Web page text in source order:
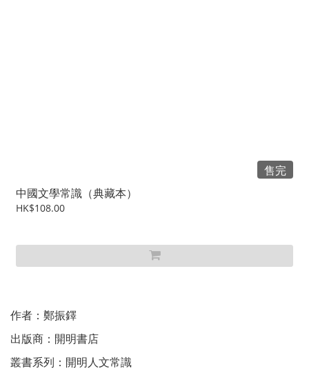
售完
中國文學常識（典藏本）
HK$108.00
作者：鄭振鐸
出版商：開明書店
叢書系列：開明人文常識